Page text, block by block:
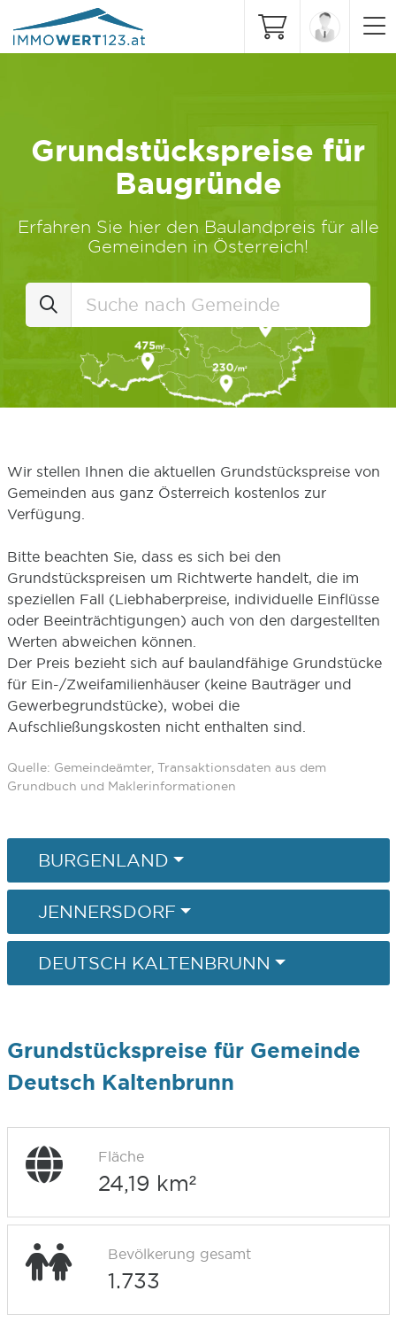
Grundstückspreise für
Baugründe
Erfahren Sie hier den Baulandpreis für alle
Gemeinden in Österreich!
Wir stellen Ihnen die aktuellen Grundstückspreise von
Gemeinden aus ganz Österreich kostenlos zur
Verfügung.
Bitte beachten Sie, dass es sich bei den
Grundstückspreisen um Richtwerte handelt, die im
speziellen Fall (Liebhaberpreise, individuelle Einflüsse
oder Beeinträchtigungen) auch von den dargestellten
Werten abweichen können.
Der Preis bezieht sich auf baulandfähige Grundstücke
für Ein-/Zweifamilienhäuser (keine Bauträger und
Gewerbegrundstücke), wobei die
Aufschließungskosten nicht enthalten sind.
Quelle: Gemeindeämter, Transaktionsdaten aus dem
Grundbuch und Maklerinformationen
BURGENLAND
JENNERSDORF
DEUTSCH KALTENBRUNN
Grundstückspreise für Gemeinde
Deutsch Kaltenbrunn
Fläche
24,19 km²
Bevölkerung gesamt
1.733